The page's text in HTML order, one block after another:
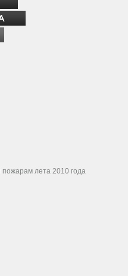
лета 2010 года